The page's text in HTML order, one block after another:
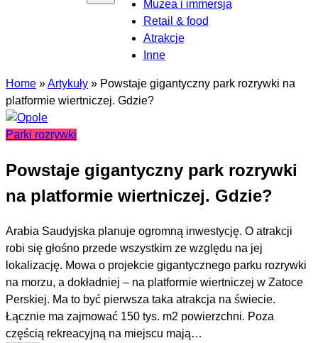
Muzea i immersja
Retail & food
Atrakcje
Inne
Home »Artykuły » Powstaje gigantyczny park rozrywki na
platformie wiertniczej. Gdzie?
Parki rozrywki
Powstaje gigantyczny park rozrywki
na platformie wiertniczej. Gdzie?
Arabia Saudyjska planuje ogromną inwestycję. O atrakcji
robi się głośno przede wszystkim ze względu na jej
lokalizację. Mowa o projekcie gigantycznego parku rozrywki
na morzu, a dokładniej – na platformie wiertniczej w Zatoce
Perskiej. Ma to być pierwsza taka atrakcja na świecie.
Łącznie ma zajmować 150 tys. m2 powierzchni. Poza
częścią rekreacyjną na miejscu mają…